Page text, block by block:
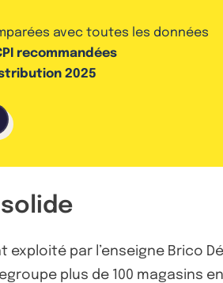
avec toutes les données
recommandées
2025
exploité par l’enseigne Brico
plus de 100 magasins